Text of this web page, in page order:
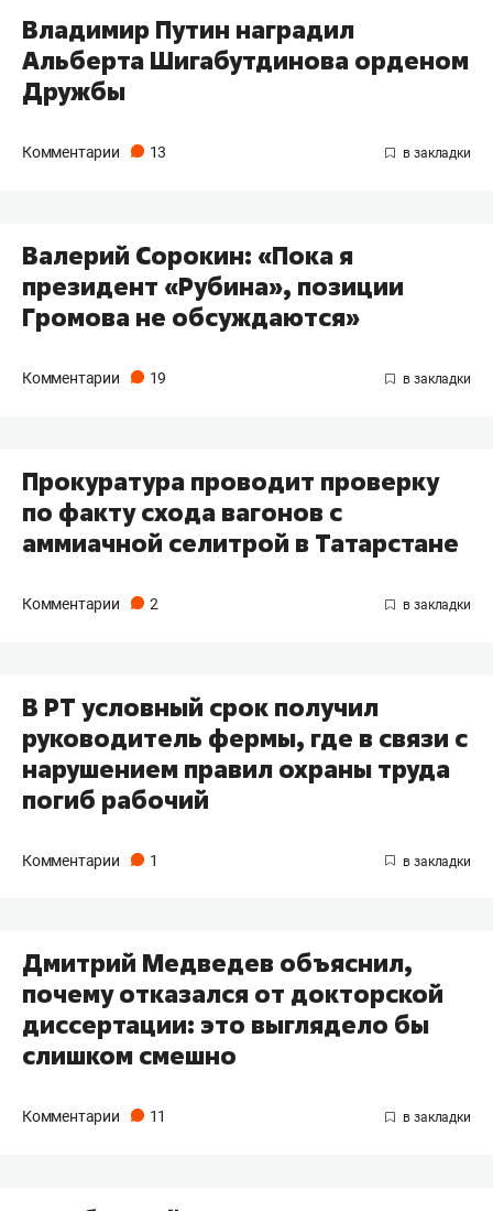
Владимир Путин наградил
Альберта Шигабутдинова орденом
Дружбы
Комментарии 13
Валерий Сорокин: «Пока я
президент «Рубина», позиции
Громова не обсуждаются»
Комментарии 19
Прокуратура проводит проверку
по факту схода вагонов с
аммиачной селитрой в Татарстане
Комментарии 2
В РТ условный срок получил
руководитель фермы, где в связи с
нарушением правил охраны труда
погиб рабочий
Комментарии 1
Дмитрий Медведев объяснил,
почему отказался от докторской
диссертации: это выглядело бы
слишком смешно
Комментарии 11